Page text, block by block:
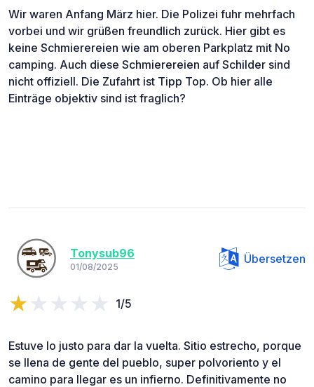
Wir waren Anfang März hier. Die Polizei fuhr mehrfach
vorbei und wir grüßen freundlich zurück. Hier gibt es
keine Schmierereien wie am oberen Parkplatz mit No
camping. Auch diese Schmierereien auf Schilder sind
nicht offiziell. Die Zufahrt ist Tipp Top. Ob hier alle
Einträge objektiv sind ist fraglich?
Tonysub96
01/08/2025
Übersetzen
1/5
Estuve lo justo para dar la vuelta. Sitio estrecho, porque
se llena de gente del pueblo, super polvoriento y el
camino para llegar es un infierno. Definitivamente no